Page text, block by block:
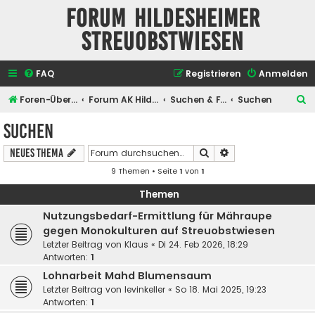
Forum Hildesheimer
Streuobstwiesen
FAQ Anmelden
Registrieren
Foren-Übersicht Forum AK Hildesheimer Streuobstwiesen Suchen & Finden Suchen
Suchen
Neues Thema Suche
9 Themen • Seite1 von 1
Themen
Nutzungsbedarf-Ermittlung für Mähraupe
gegen Monokulturen auf Streuobstwiesen
Letzter Beitrag von Klaus « Di 24. Feb 2026, 18:29
Antworten: 1
Lohnarbeit Mahd Blumensaum
Letzter Beitrag von levinkeller « So 18. Mai 2025, 19:23
Antworten: 1